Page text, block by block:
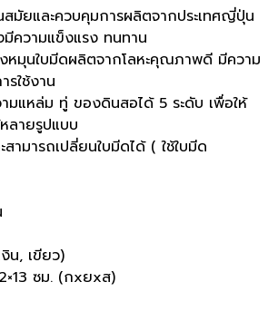
สมัยและควบคุมการผลิตจากประเทศญี่ปุ่น
มีความแข็งแรง ทนทาน
หมุนใบมีดผลิตจากโลหะคุณภาพดี มีความ
รใช้งาน
ามแหล่ม ทู่ ของดินสอได้ 5 ระดับ เพื่อให้
ลายรูปแบบ
ามารถเปลี่ยนใบมีดได้ ( ใช้ใบมีด
น, เขียว)
ซม. (กxยxส)